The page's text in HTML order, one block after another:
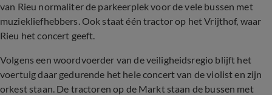
van Rieu normaliter de parkeerplek voor de vele bussen met
muziekliefhebbers. Ook staat één tractor op het Vrijthof, waar
Rieu het concert geeft.
Volgens een woordvoerder van de veiligheidsregio blijft het
voertuig daar gedurende het hele concert van de violist en zijn
orkest staan. De tractoren op de Markt staan de bussen met